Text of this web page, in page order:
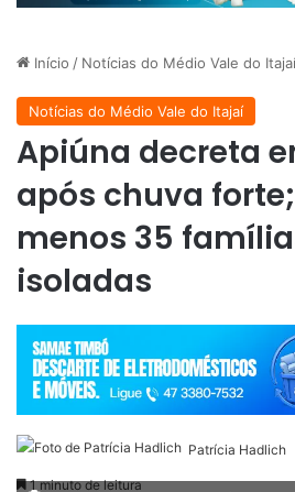
Início / Notícias do Médio Vale do Itajaí
Notícias do Médio Vale do Itajaí
Apiúna decreta
após chuva
menos 35
isoladas
Patrícia Hadlich
1 minuto de leitura